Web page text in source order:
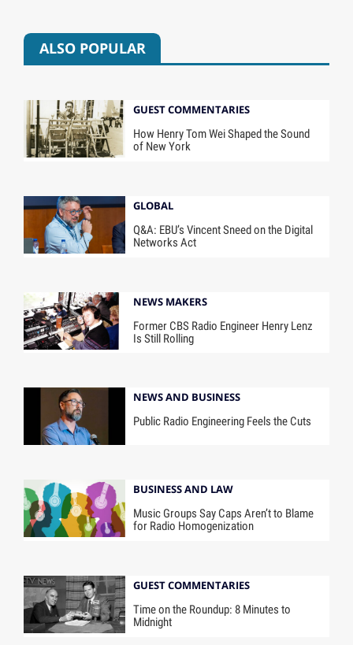
ALSO POPULAR
GUEST COMMENTARIES
How Henry Tom Wei Shaped the Sound
of New York
GLOBAL
Q&A: EBU’s Vincent Sneed on the Digital
Networks Act
NEWS MAKERS
Former CBS Radio Engineer Henry Lenz
Is Still Rolling
NEWS AND BUSINESS
Public Radio Engineering Feels the Cuts
BUSINESS AND LAW
Music Groups Say Caps Aren’t to Blame
for Radio Homogenization
GUEST COMMENTARIES
Time on the Roundup: 8 Minutes to
Midnight